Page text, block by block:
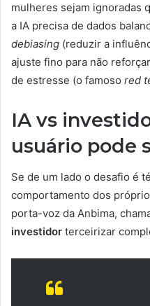
mulheres sejam ignoradas
a IA precisa de dados
debiasing (reduzir a
ajuste fino para não
de estresse (o famoso red
IA vs
usuário pode
Se de um lado o desafio é
comportamento dos
porta-voz da Anbima,
investidor terceirizar